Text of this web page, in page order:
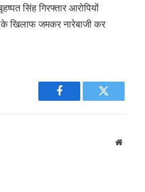
सिंह गिरफ्तार आरोपियों
खिलाफ जमकर नारेबाजी कर
Facebook Twitter
Website